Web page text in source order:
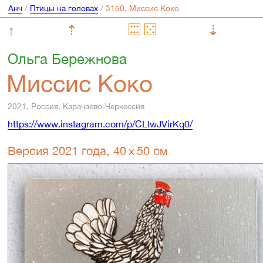
Анч/ Птицы на головах/
↑ ⇡
⇣
Ольга Бережнова
Миссис Коко
2021, Россия, Карачаево-Черкессия
https://www.instagram.com/p/CLlwJVirKq0/
Версия 2021 года, 40 × 50 см